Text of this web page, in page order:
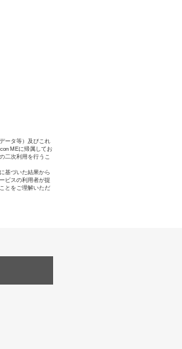
ータ等）及びこれ
MEに帰属してお
二次利用を行うこ
基づいた結果から
ビスの利用者が提
とをご理解いただ